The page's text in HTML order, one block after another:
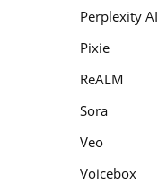
Perplexity AI
Pixie
ReALM
Sora
Veo
Voicebox